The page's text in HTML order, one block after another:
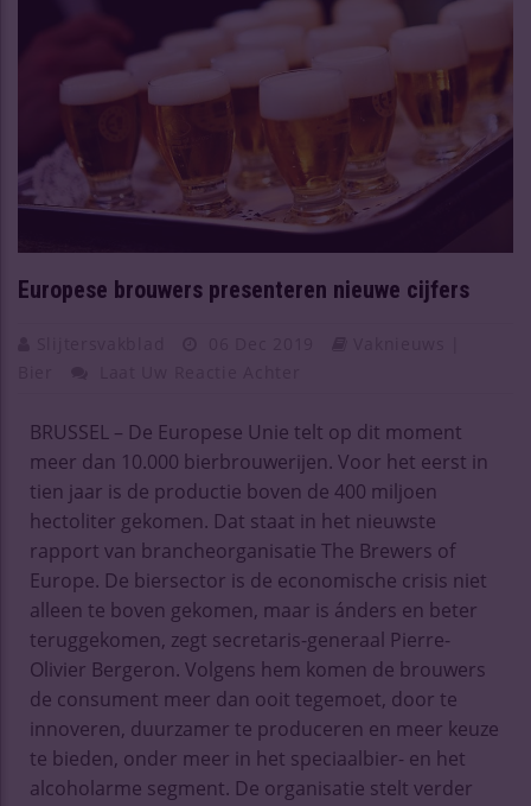
Europese brouwers presenteren nieuwe cijfers
BRUSSEL – De Europese Unie telt op dit moment
meer dan 10.000 bierbrouwerijen. Voor het eerst in
tien jaar is de productie boven de 400 miljoen
hectoliter gekomen. Dat staat in het nieuwste
rapport van brancheorganisatie The Brewers of
Europe. De biersector is de economische crisis niet
alleen te boven gekomen, maar is ánders en beter
teruggekomen, zegt secretaris-generaal Pierre-
Olivier Bergeron. Volgens hem komen de brouwers
de consument meer dan ooit tegemoet, door te
innoveren, duurzamer te produceren en meer keuze
te bieden, onder meer in het speciaalbier- en het
alcoholarme segment. De organisatie stelt verder